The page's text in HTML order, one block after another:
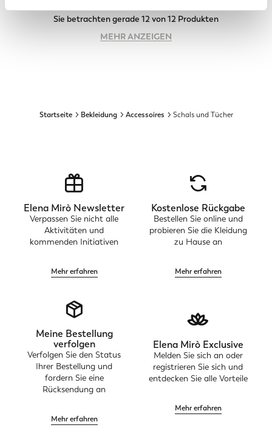
Sie betrachten gerade 12 von 12 Produkten
MEHR ANZEIGEN
Startseite Bekleidung Accessoires Schals und Tücher
Elena Mirò Newsletter
Verpassen Sie nicht alle
Aktivitäten und
kommenden Initiativen
Mehr erfahren
Kostenlose Rückgabe
Bestellen Sie online und
probieren Sie die Kleidung
zu Hause an
Mehr erfahren
Meine Bestellung
verfolgen
Verfolgen Sie den Status
Ihrer Bestellung und
fordern Sie eine
Rücksendung an
Mehr erfahren
Elena Mirò Exclusive
Melden Sie sich an oder
registrieren Sie sich und
entdecken Sie alle Vorteile
Mehr erfahren